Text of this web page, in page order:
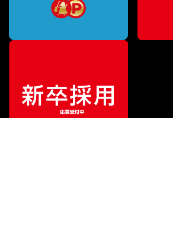
販売価格¥16,500（税込）